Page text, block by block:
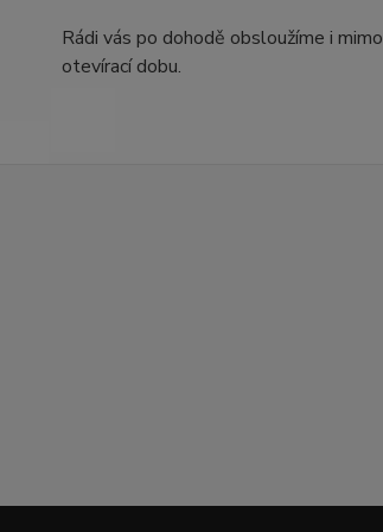
Rádi vás po dohodě obsloužíme i mimo
otevírací dobu.